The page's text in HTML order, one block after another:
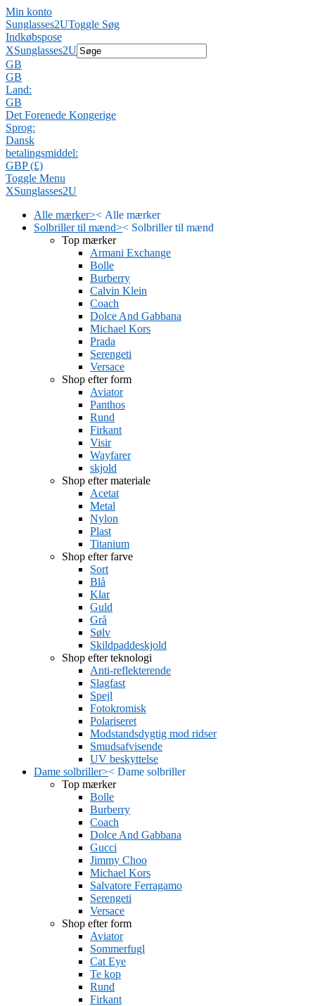
Min konto
Sunglasses2UToggle Søg
Indkøbspose
XSunglasses2U
GB
GB
Land:
GB
Det Forenede Kongerige
Sprog:
Dansk
betalingsmiddel:
GBP (£)
Toggle Menu
XSunglasses2U
Alle mærker>< Alle mærker
Solbriller til mænd>< Solbriller til mænd
Top mærker
Armani Exchange
Bolle
Burberry
Calvin Klein
Coach
Dolce And Gabbana
Michael Kors
Prada
Serengeti
Versace
Shop efter form
Aviator
Panthos
Rund
Firkant
Visir
Wayfarer
skjold
Shop efter materiale
Acetat
Metal
Nylon
Plast
Titanium
Shop efter farve
Sort
Blå
Klar
Guld
Grå
Sølv
Skildpaddeskjold
Shop efter teknologi
Anti-reflekterende
Slagfast
Spejl
Fotokromisk
Polariseret
Modstandsdygtig mod ridser
Smudsafvisende
UV beskyttelse
Dame solbriller>< Dame solbriller
Top mærker
Bolle
Burberry
Coach
Dolce And Gabbana
Gucci
Jimmy Choo
Michael Kors
Salvatore Ferragamo
Serengeti
Versace
Shop efter form
Aviator
Sommerfugl
Cat Eye
Te kop
Rund
Firkant